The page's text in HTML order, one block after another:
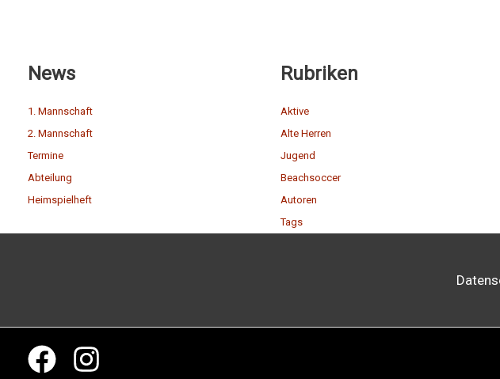
News
1. Mannschaft
2. Mannschaft
Termine
Abteilung
Heimspielheft
Rubriken
Aktive
Alte Herren
Jugend
Beachsoccer
Autoren
Tags